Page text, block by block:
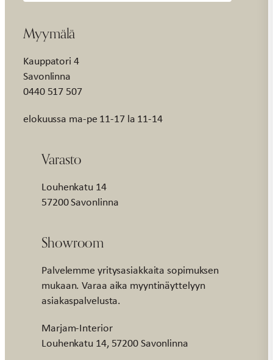
Myymälä
Kauppatori 4
Savonlinna
0440 517 507
elokuussa ma-pe 11-17 la 11-14
Varasto
Louhenkatu 14
57200 Savonlinna
Showroom
Palvelemme yritysasiakkaita sopimuksen
mukaan. Varaa aika myyntinäyttelyyn
asiakaspalvelusta.
Marjam-Interior
Louhenkatu 14, 57200 Savonlinna